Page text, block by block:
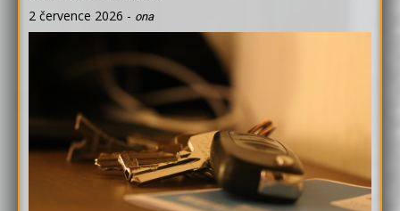
2 července 2026 - ona